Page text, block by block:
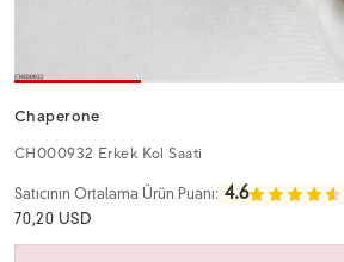
Chaperone
CH000932 Erkek Kol Saati
Satıcının Ortalama Ürün Puanı: 4.6
70,20 USD